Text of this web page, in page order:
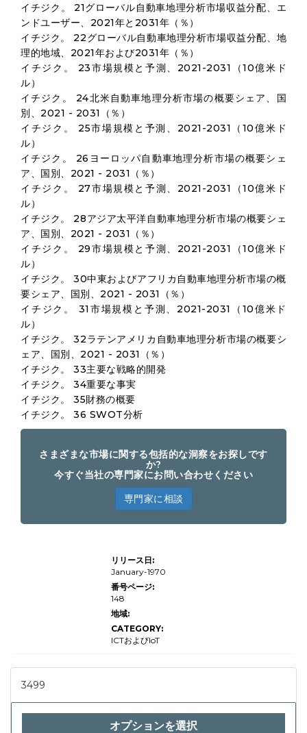
イチジク。 21グローバル自動車地理分析市場収益分配、エ
ンドユーザー、2021年と2031年（％）
イチジク。 22グローバル自動車地理分析市場収益分配、地
理的地域、2021年および2031年（％）
イチジク。 23市場規模と予測、2021-2031（10億米ド
ル）
イチジク。 24北米自動車地理分析市場の概要シェア、国
別、2021 - 2031（％）
イチジク。 25市場規模と予測、2021-2031（10億米ド
ル）
イチジク。 26ヨーロッパ自動車地理分析市場の概要シェ
ア、国別、2021 - 2031（％）
イチジク。 27市場規模と予測、2021-2031（10億米ド
ル）
イチジク。 28アジア太平洋自動車地理分析市場の概要シェ
ア、国別、2021 - 2031（％）
イチジク。 29市場規模と予測、2021-2031（10億米ド
ル）
イチジク。 30中東およびアフリカ自動車地理分析市場の概
要シェア、国別、2021 - 2031（％）
イチジク。 31市場規模と予測、2021-2031（10億米ド
ル）
イチジク。 32ラテンアメリカ自動車地理分析市場の概要シ
ェア、国別、2021 - 2031（％）
イチジク。 33主要な戦略的開発
イチジク。 34重要な事実
イチジク。 35財務の概要
イチジク。 36 SWOT分析
さまざまな市場に関する包括的な洞察をお探しです
か?
今すぐ当社の専門家にお問い合わせください
専門家に相談
ート最適
ドライバー
スシステム
（ADA）、
リリース日:
January-1970
番号ページ:
148
地域:
CATEGORY:
ICTおよびIoT
3499
オプションを選択